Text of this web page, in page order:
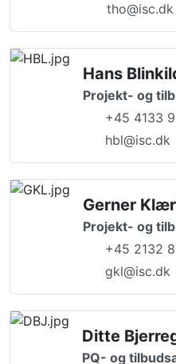
tho@isc.dk
Hans
Projekt- og
+45 4133
hbl@isc.dk
Gerner
Projekt- og
+45 2132
gkl@isc.dk
Ditte
PQ- og